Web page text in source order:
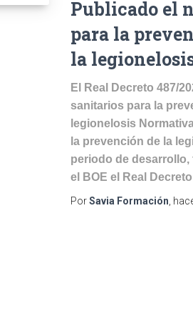
Publicado el
para la
la
El Real Decreto 487/
sanitarios para la
legionelosis
la prevención de la
periodo de
el BOE el Real
PorSavia Formación ,